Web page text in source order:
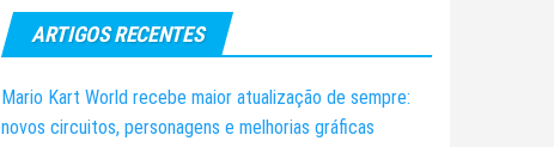
ARTIGOS RECENTES
Mario Kart World recebe maior atualização de sempre:
novos circuitos, personagens e melhorias gráficas